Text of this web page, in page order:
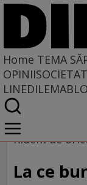
Home TEMA
OPINII
LINE
Home
Tema săptămînii
Rîdem de
La ce